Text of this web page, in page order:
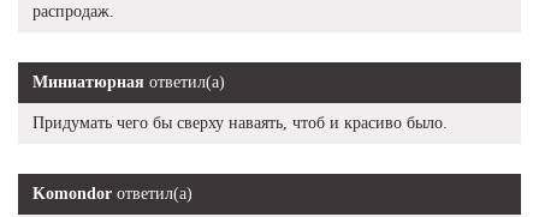
распродаж.
Миниатюрная ответил(а)
Придумать чего бы сверху наваять, чтоб и красиво было.
Komondor ответил(а)